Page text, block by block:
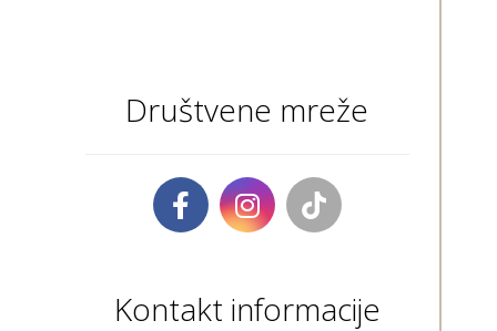
Društvene mreže
Kontakt informacije